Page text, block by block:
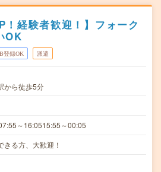
！経験者歓迎！】フォーク
OK
登録OK 派遣
から徒歩5分
～16:0515:55～00:05
きる方、大歓迎！